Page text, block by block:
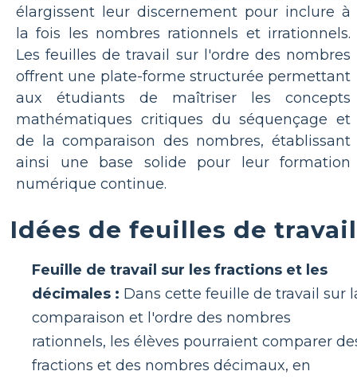
élargissent leur discernement pour inclure à
la fois les nombres rationnels et irrationnels.
Les feuilles de travail sur l'ordre des nombres
offrent une plate-forme structurée permettant
aux étudiants de maîtriser les concepts
mathématiques critiques du séquençage et
de la comparaison des nombres, établissant
ainsi une base solide pour leur formation
numérique continue.
Idées de feuilles de travail
Feuille de travail sur les fractions et les
décimales : Dans cette feuille de travail sur
comparaison et l'ordre des nombres
rationnels, les élèves pourraient comparer
fractions et des nombres décimaux, en